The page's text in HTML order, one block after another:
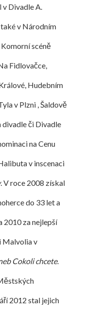
Divadle A.
v Národním
scéně
Fidlovačce,
Hudebním
v Plzni , Šaldově
divadle či Divadle
na Cenu
v inscenaci
. V roce 2008 získal
do 33 let a
2010 za nejlepší
Malvolia v
Cokoli chcete.
2012 stal jejich